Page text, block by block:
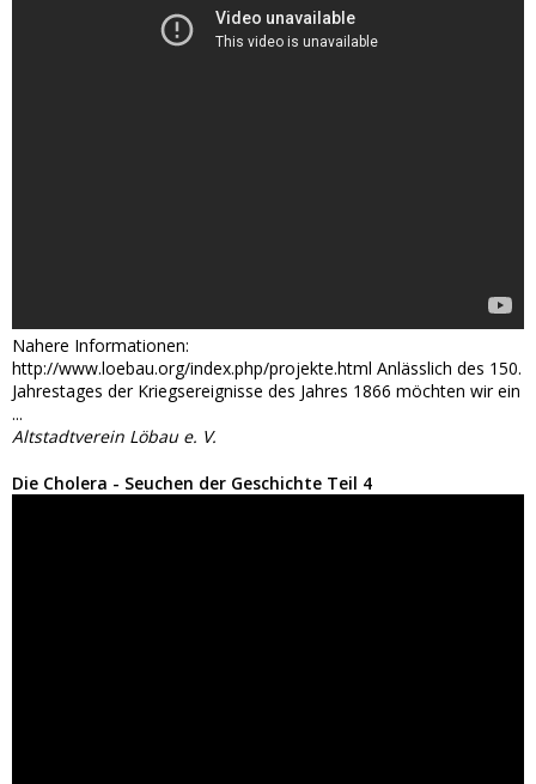
Nahere Informationen:
http://www.loebau.org/index.php/projekte.html Anlässlich des 150.
Jahrestages der Kriegsereignisse des Jahres 1866 möchten wir ein
...
Altstadtverein Löbau e. V.
Die Cholera - Seuchen der Geschichte Teil 4